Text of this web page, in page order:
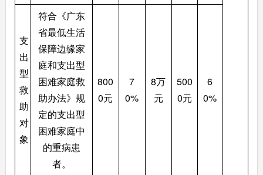
支
出
型
救
助
对
象
符合《广东
省最低生活
保障边缘家
庭和支出型
困难家庭救
助办法》规
定的支出型
困难家庭中
的重病患
者。
800
0元
7
0%
8万
元
500
0元
6
0%